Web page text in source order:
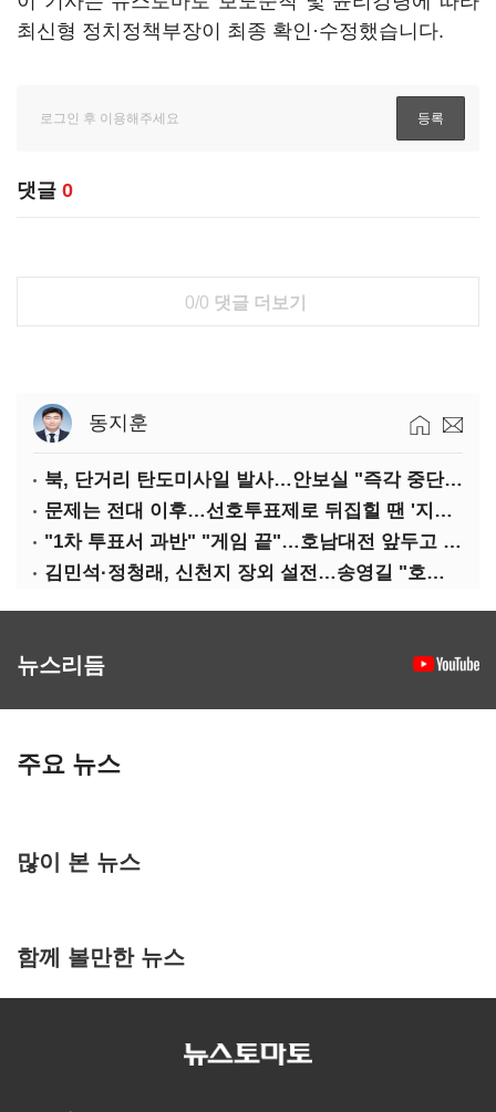
최신형 정치정책부장이 최종 확인·수정했습니다.
댓글 0
0/0 댓글 더보기
동지훈
북, 단거리 탄도미사일 발사…안보실 "즉각 중단 촉구"
문제는 전대 이후…선호투표제로 뒤집힐 땐 '지지층 불복'
"1차 투표서 과반" "게임 끝"…호남대전 앞두고 '충돌'
김민석·정청래, 신천지 장외 설전…송영길 "호남 계몽 규탄"
뉴스리듬
주요 뉴스
많이 본 뉴스
함께 볼만한 뉴스